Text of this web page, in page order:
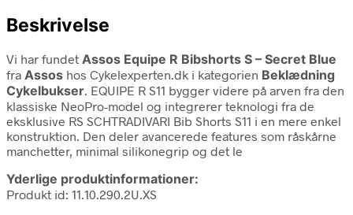
Beskrivelse
Vi har fundet Assos Equipe R Bibshorts S – Secret Blue
fra Assos hos Cykelexperten.dk i kategorien Beklædning
Cykelbukser. EQUIPE R S11 bygger videre på arven fra den
klassiske NeoPro-model og integrerer teknologi fra de
eksklusive RS SCHTRADIVARI Bib Shorts S11 i en mere enkel
konstruktion. Den deler avancerede features som råskårne
manchetter, minimal silikonegrip og det le
Yderlige produktinformationer:
Produkt id: 11.10.290.2U.XS